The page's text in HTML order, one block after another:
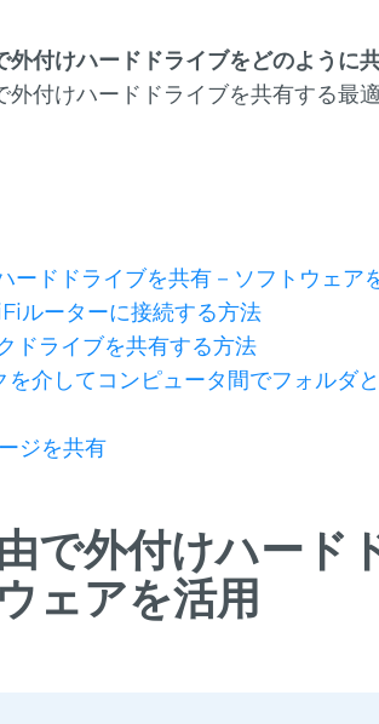
外付けハードドライブをどのように
付けハードドライブを共有する最
ードドライブを共有－ソフトウェア
ルーターに接続する方法
ドライブを共有する方法
介してコンピュータ間でフォルダ
ジを共有
で外付けハード
ェアを活用